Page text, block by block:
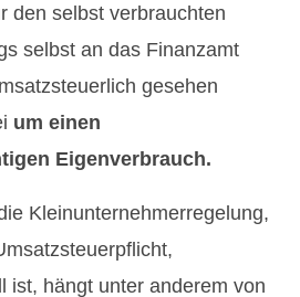
den selbst verbrauchten
selbst an das Finanzamt
gesehen
um einen
Eigenverbrauch.
Kleinunternehmerregelung,
ist, hängt unter anderem von